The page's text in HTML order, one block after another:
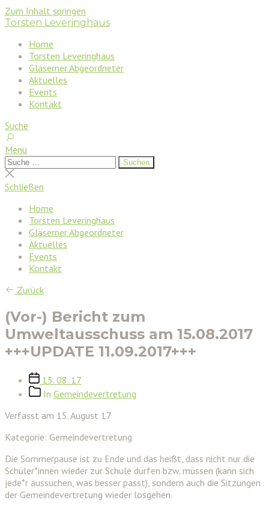
Zum Inhalt springen
Torsten Leveringhaus
Home
Torsten Leveringhaus
Gläserner Abgeordneter
Aktuelles
Events
Kontakt
Suche
Menü
Suchen
nach:
Suchen
Suche
schließen
Schließen
Home
Torsten Leveringhaus
Gläserner Abgeordneter
Aktuelles
Events
Kontakt
Zurück
(Vor-) Bericht zum
Umweltausschuss am 15.08.2017
+++UPDATE 11.09.2017+++
Veröffentlichungsdatum
15. 08. 17
Beitragskategorien
In Gemeindevertretung
Verfasst am 15. August 17
Kategorie: Gemeindevertretung
Die Sommerpause ist zu Ende und das heißt, dass nicht nur die
Schüler*innen wieder zur Schule dürfen bzw. müssen (kann sich
jede*r aussuchen, was besser passt), sondern auch die Sitzungen
der Gemeindevertretung wieder losgehen.